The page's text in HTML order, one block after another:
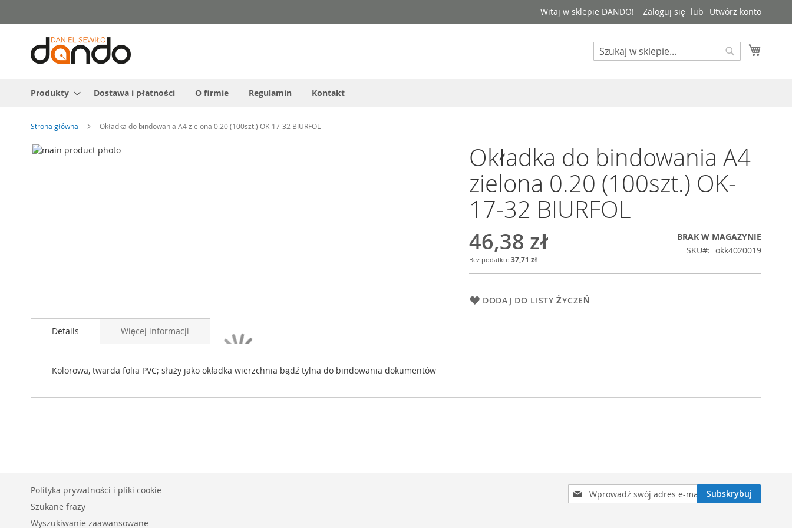
do
treści
Witaj w sklepie DANDO! Zaloguj się Utwórz konto
Search
Produkty Dostawa i płatności O firmie Regulamin Kontakt
Strona główna Okładka do bindowania A4 zielona 0.20 (100szt.) OK-17-32 BIURFOL
Przejdź
Okładka do bindowania A4
zielona 0.20 (100szt.) OK-
17-32 BIURFOL
46,38 zł
37,71 zł
BRAK W MAGAZYNIE
SKU
okk4020019
DODAJ DO LISTY ŻYCZEŃ
Details
Kolorowa, twarda folia PVC; służy jako okładka wierzchnia bądź tylna do bindowania dokumentów
Więcej informacji
Subskrybuj
nasz
Subskrybuj
Polityka prywatności i pliki cookie
Szukane frazy
Wyszukiwanie zaawansowane